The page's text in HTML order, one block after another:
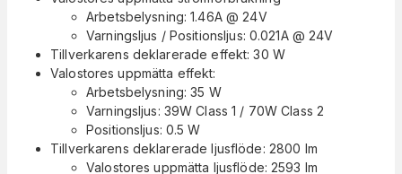
Arbetsbelysning: 1.46A @ 24V
Varningsljus / Positionsljus: 0.021A @ 24V
Tillverkarens deklarerade effekt: 30 W
Valostores uppmätta effekt:
Arbetsbelysning: 35 W
Varningsljus: 39W Class 1 / 70W Class 2
Positionsljus: 0.5 W
Tillverkarens deklarerade ljusflöde: 2800 lm
Valostores uppmätta ljusflöde: 2593 lm